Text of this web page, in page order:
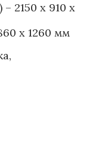
2150 х 910 х
х 1260 мм
,